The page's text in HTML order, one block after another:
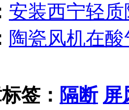
安装西宁轻
陶瓷风机在
签： 隔断 屏